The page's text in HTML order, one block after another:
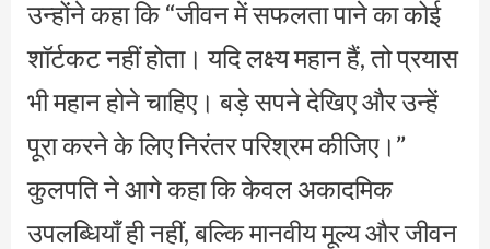
उन्होंने कहा कि “जीवन में सफलता पाने का कोई
शॉर्टकट नहीं होता। यदि लक्ष्य महान हैं, तो प्रयास
भी महान होने चाहिए। बड़े सपने देखिए और उन्हें
पूरा करने के लिए निरंतर परिश्रम कीजिए।”
कुलपति ने आगे कहा कि केवल अकादमिक
उपलब्धियाँ ही नहीं, बल्कि मानवीय मूल्य और जीवन